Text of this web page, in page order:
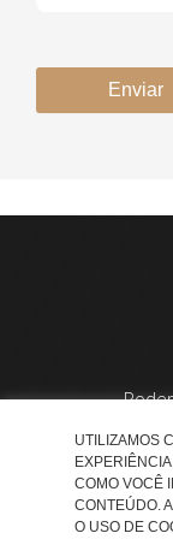
Enviar
UTILIZAMOS
COMO VOCÊ
CONTEÚDO.
O USO DE